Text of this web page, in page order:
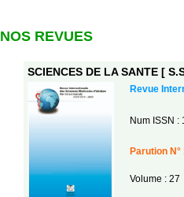
NOS REVUES
SCIENCES DE LA SANTE [
Revue
Num ISSN :
Parution N°
Volume : 27